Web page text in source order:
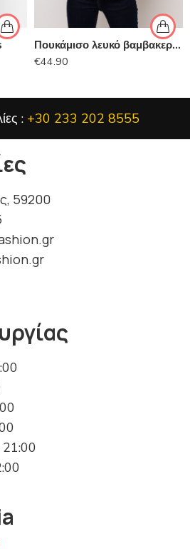
Πουκάμισο λευκό βαμβακερό HEAVY TOOLS
€44.90
: +30 233 202 8555
59200
21:00